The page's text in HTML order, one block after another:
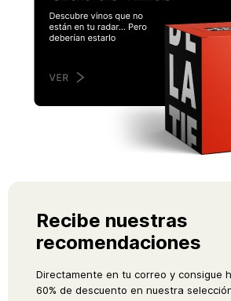
Recibe nuestras
recomendaciones
Directamente en tu correo y consigue
60% de descuento en nuestra